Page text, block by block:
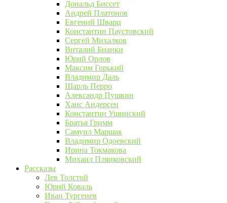
Дональд Биссет
Андрей Платонов
Евгений Шварц
Константин Паустовский
Сергей Михалков
Виталий Бианки
Юрий Орлов
Максим Горький
Владимир Даль
Шарль Перро
Александр Пушкин
Ханс Андерсен
Константин Ушинский
Братья Гримм
Самуил Маршак
Владимир Одоевский
Ирина Токмакова
Михаил Пляцковский
Рассказы
Лев Толстой
Юрий Коваль
Иван Тургенев